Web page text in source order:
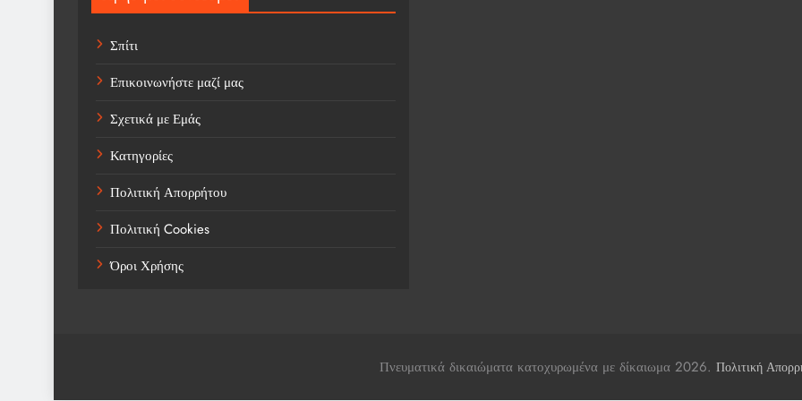
Σπίτι
Επικοινωνήστε μαζί μας
Σχετικά με Εμάς
Κατηγορίες
Πολιτική Απορρήτου
Πολιτική Cookies
Όροι Χρήσης
Πνευματικά δικαιώματα κατοχυρωμένα με δίκαιωμα 2026. Πολιτική